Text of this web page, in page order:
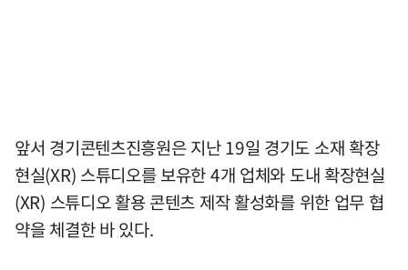
앞서 경기콘텐츠진흥원은 지난 19일 경기도 소재 확장
현실(XR) 스튜디오를 보유한 4개 업체와 도내 확장현실
(XR) 스튜디오 활용 콘텐츠 제작 활성화를 위한 업무 협
약을 체결한 바 있다.